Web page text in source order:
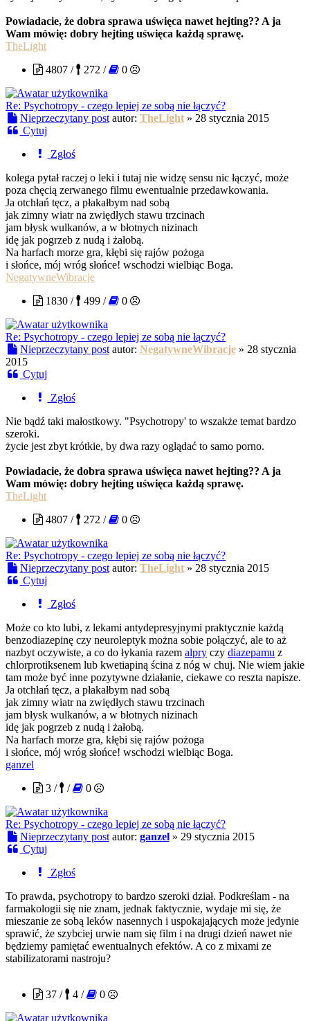
Powiadacie, że dobra sprawa uświęca nawet hejting?? A ja
Wam mówię: dobry hejting uświęca każdą sprawę.
TheLight
4807 /
272 / 0
Re: Psychotropy - czego lepiej ze sobą nie łączyć?
Nieprzeczytany post autor: TheLight» 28 stycznia 2015
Cytuj
Zgłoś
kolega pytał raczej o leki i tutaj nie widzę sensu nic łączyć, może
poza chęcią zerwanego filmu ewentualnie przedawkowania.
Ja otchłań tęcz, a płakałbym nad sobą
jak zimny wiatr na zwiędłych stawu trzcinach
jam błysk wulkanów, a w błotnych nizinach
idę jak pogrzeb z nudą i żałobą.
Na harfach morze gra, kłębi się rajów pożoga
i słońce, mój wróg słońce! wschodzi wielbiąc Boga.
NegatywneWibracje
1830 /
499 / 0
Re: Psychotropy - czego lepiej ze sobą nie łączyć?
Nieprzeczytany post autor: NegatywneWibracje» 28 stycznia
2015
Cytuj
Zgłoś
Nie bądź taki małostkowy. "Psychotropy' to wszakże temat bardzo
szeroki.
życie jest zbyt krótkie, by dwa razy oglądać to samo porno.
Powiadacie, że dobra sprawa uświęca nawet hejting?? A ja
Wam mówię: dobry hejting uświęca każdą sprawę.
TheLight
4807 /
272 / 0
Re: Psychotropy - czego lepiej ze sobą nie łączyć?
Nieprzeczytany post autor: TheLight» 28 stycznia 2015
Cytuj
Zgłoś
Może co kto lubi, z lekami antydepresyjnymi praktycznie każdą
benzodiazepinę czy neuroleptyk można sobie połączyć, ale to aż
nazbyt oczywiste, a co do łykania razem alpry czy diazepamu z
chlorprotiksenem lub kwetiapiną ścina z nóg w chuj. Nie wiem jakie
tam może być inne pozytywne działanie, ciekawe co reszta napisze.
Ja otchłań tęcz, a płakałbym nad sobą
jak zimny wiatr na zwiędłych stawu trzcinach
jam błysk wulkanów, a w błotnych nizinach
idę jak pogrzeb z nudą i żałobą.
Na harfach morze gra, kłębi się rajów pożoga
i słońce, mój wróg słońce! wschodzi wielbiąc Boga.
ganzel
3 /
/ 0
Re: Psychotropy - czego lepiej ze sobą nie łączyć?
Nieprzeczytany post autor: ganzel» 29 stycznia 2015
Cytuj
Zgłoś
To prawda, psychotropy to bardzo szeroki dział. Podkreślam - na
farmakologii się nie znam, jednak faktycznie, wydaje mi się, że
mieszanie ze sobą leków nasennych i uspokajających może jedynie
sprawić, że szybciej urwie nam się film i na drugi dzień nawet nie
będziemy pamiętać ewentualnych efektów. A co z mixami ze
stabilizatorami nastroju?
37 /
4 / 0